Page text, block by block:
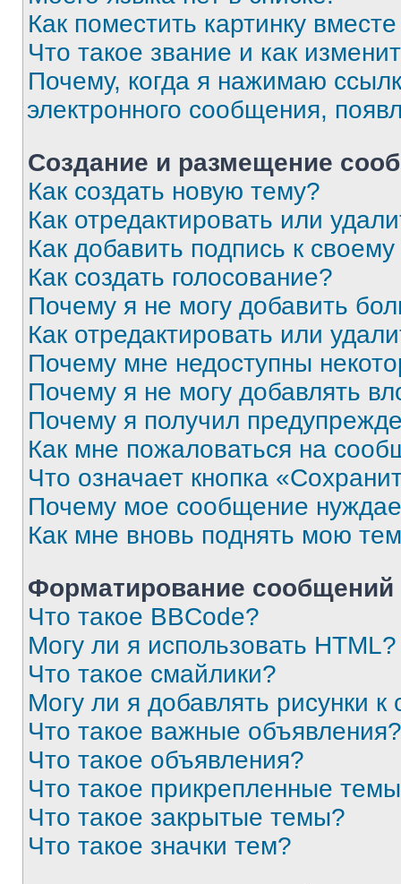
Как поместить картинку
Что такое звание и как
Почему, когда я нажимаю
электронного сообщения,
Создание и размещение
Как создать новую тему?
Как отредактировать или
Как добавить подпись к
Как создать голосование?
Почему я не могу добавить
Как отредактировать или
Почему мне недоступны
Почему я не могу добавлять
Почему я получил
Как мне пожаловаться на
Что означает кнопка
Почему мое сообщение
Как мне вновь поднять мою
Форматирование
Что такое BBCode?
Могу ли я использовать HTML?
Что такое смайлики?
Могу ли я добавлять рисунки
Что такое важные объявления?
Что такое объявления?
Что такое прикрепленные
Что такое закрытые темы?
Что такое значки тем?